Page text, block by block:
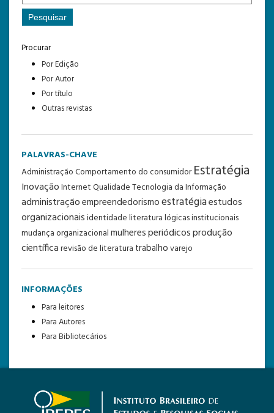
Procurar
Por Edição
Por Autor
Por título
Outras revistas
PALAVRAS-CHAVE
AdministraçãoComportamento do consumidor Estratégia
InovaçãoInternetQualidadeTecnologia da Informação
administraçãoempreendedorismoestratégiaestudos
organizacionaisidentidadeliteraturalógicas institucionais
mudança organizacionalmulheresperiódicosprodução
científicarevisão de literatura trabalhovarejo
INFORMAÇÕES
Para leitores
Para Autores
Para Bibliotecários